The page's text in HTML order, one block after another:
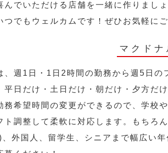
んでいただける店舗を一緒に作りましょ
つでもウェルカムです！ぜひお気軽に
マクド
、週1日・1日2時間の勤務から週5日
平日だけ・土日だけ・朝だけ・夕方だけ
務希望時間の変更ができるので、学校
ト調整して柔軟に対応します。もちろ
外国人、留学生、シニアまで幅広い